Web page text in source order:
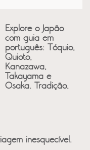
Explore o Japão
com guia em
português: Tóquio,
Quioto,
Kanazawa,
Takayama e
Osaka. Tradição,
inesquecível.